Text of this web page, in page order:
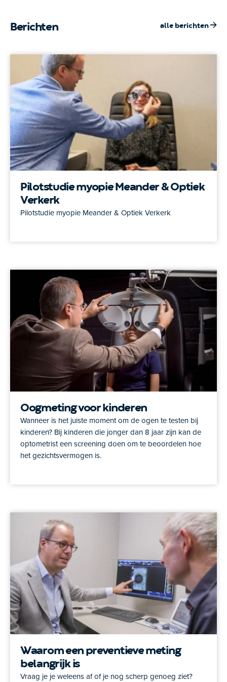
Berichten alle berichten
Pilotstudie myopie Meander & Optiek
Verkerk
Pilotstudie myopie Meander & Optiek Verkerk
Oogmeting voor kinderen
Wanneer is het juiste moment om de ogen te testen bij
kinderen? Bij kinderen die jonger dan 8 jaar zijn kan de
optometrist een screening doen om te beoordelen hoe
het gezichtsvermogen is.
Waarom een preventieve meting
belangrijk is
Vraag je je weleens af of je nog scherp genoeg ziet?